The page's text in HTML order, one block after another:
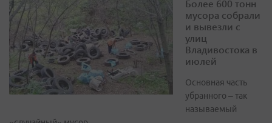
Более 600 тонн
мусора собрали
и вывезли с
улиц
Владивостока в
июлей
Основная часть
убранного – так
называемый